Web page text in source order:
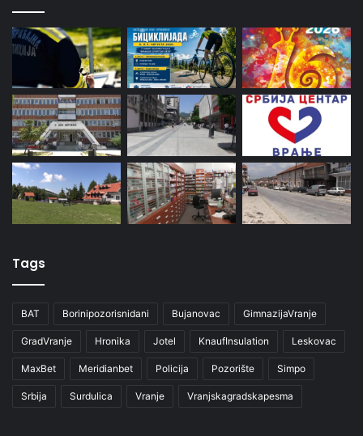
Tags
BAT Borinipozorisnidani Bujanovac GimnazijaVranje
GradVranje Hronika Jotel KnaufInsulation Leskovac
MaxBet Meridianbet Policija Pozorište Simpo
Srbija Surdulica Vranje Vranjskagradskapesma